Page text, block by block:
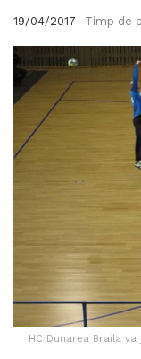
19/04/2017 Timp de
HC Dunarea Braila